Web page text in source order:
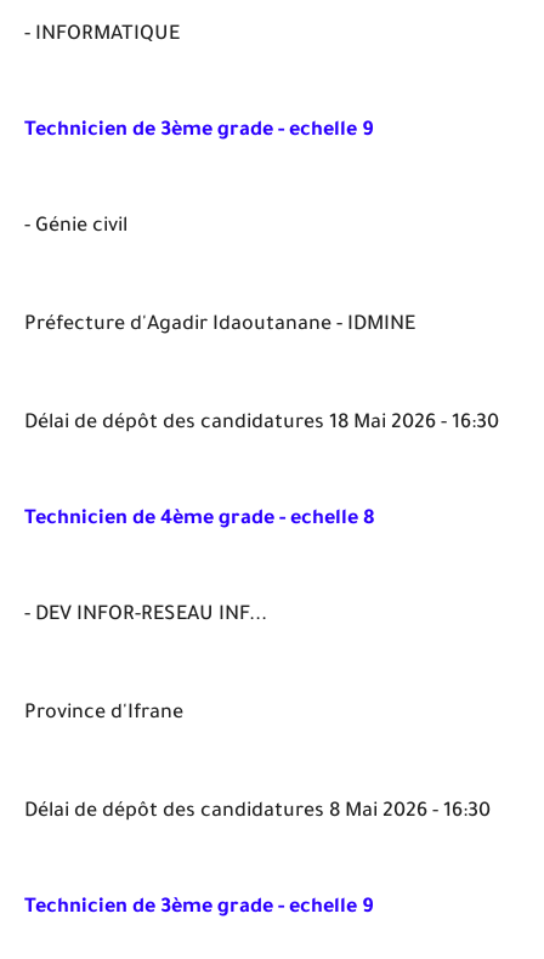
- INFORMATIQUE
Technicien de 3ème grade - echelle 9
- Génie civil
Préfecture d'Agadir Idaoutanane - IDMINE
Délai de dépôt des candidatures 18 Mai 2026 - 16:30
Technicien de 4ème grade - echelle 8
- DEV INFOR-RESEAU INF...
Province d'Ifrane
Délai de dépôt des candidatures 8 Mai 2026 - 16:30
Technicien de 3ème grade - echelle 9